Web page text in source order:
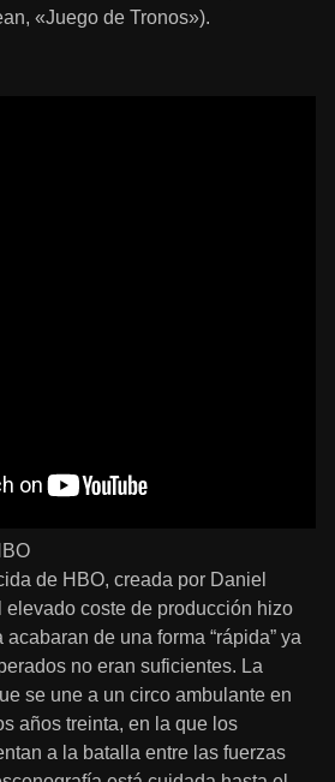
«Juego de Tronos»).
de HBO, creada por Daniel
elevado coste de producción hizo
de una forma “rápida” ya
no eran suficientes. La
se une a un circo ambulante en
años treinta, en la que los
a la batalla entre las fuerzas